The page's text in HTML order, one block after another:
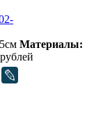
Материалы: